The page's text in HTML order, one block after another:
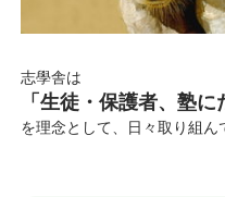
志學舎は
「生徒・保護者、塾
を理念として、日々取り組ん